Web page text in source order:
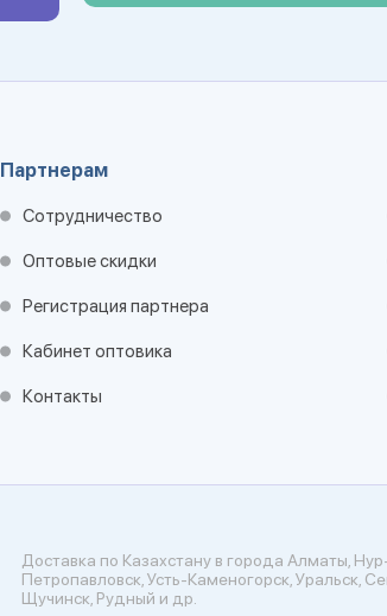
Партнерам
Сотрудничество
Оптовые скидки
Регистрация партнера
Кабинет оптовика
Контакты
Доставка по Казахстану в города Алматы,
Петропавловск, Усть-Каменогорск, Уральск,
Щучинск, Рудный и др.